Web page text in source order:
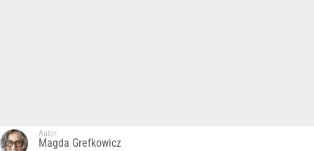
Autor:
Magda Grefkowicz